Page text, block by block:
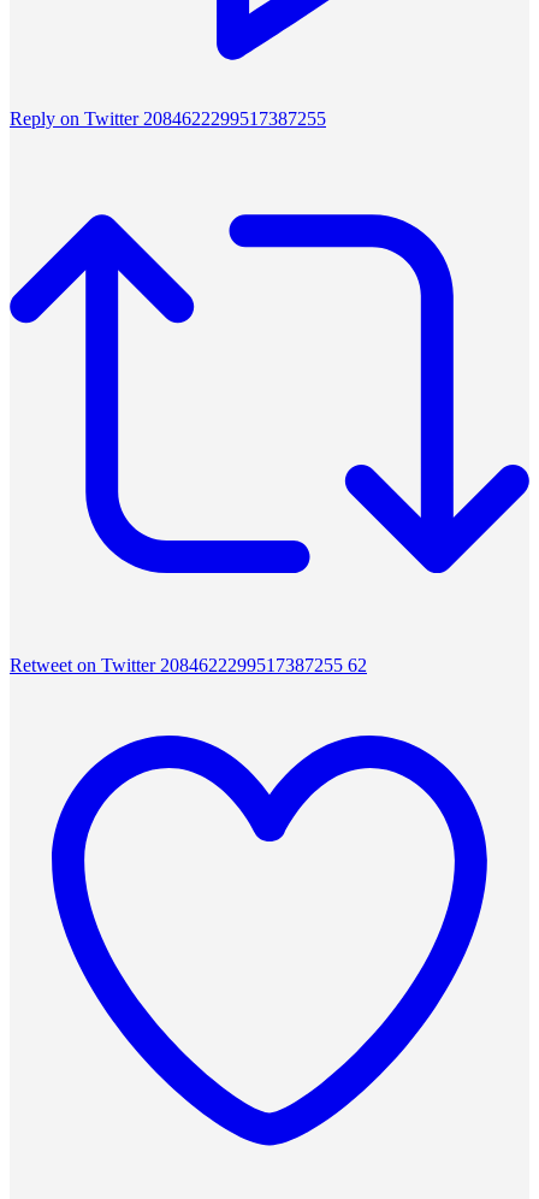
Reply on Twitter 2084622299517387255
Retweet on Twitter 2084622299517387255 62